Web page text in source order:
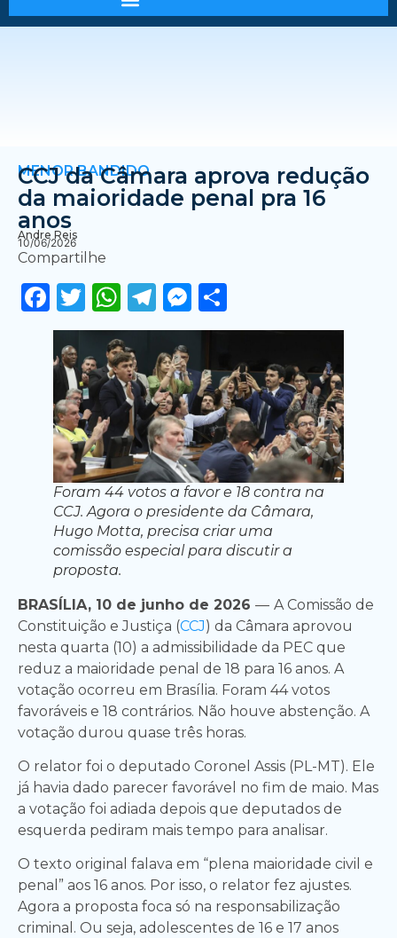
MENOR BANDIDO
CCJ da Câmara aprova redução
da maioridade penal pra 16
anos
Andre Reis
10/06/2026
Compartilhe
Facebook
Twitter
WhatsApp
Telegram
Messenger
Foram 44 votos a favor e 18 contra na
CCJ. Agora o presidente da Câmara,
Hugo Motta, precisa criar uma
comissão especial para discutir a
proposta.
BRASÍLIA, 10 de junho de 2026 — A Comissão de
Constituição e Justiça (CCJ) da Câmara aprovou
nesta quarta (10) a admissibilidade da PEC que
reduz a maioridade penal de 18 para 16 anos. A
votação ocorreu em Brasília. Foram 44 votos
favoráveis e 18 contrários. Não houve abstenção. A
votação durou quase três horas.
O relator foi o deputado Coronel Assis (PL-MT). Ele
já havia dado parecer favorável no fim de maio. Mas
a votação foi adiada depois que deputados de
esquerda pediram mais tempo para analisar.
O texto original falava em “plena maioridade civil e
penal” aos 16 anos. Por isso, o relator fez ajustes.
Agora a proposta foca só na responsabilização
criminal. Ou seja, adolescentes de 16 e 17 anos